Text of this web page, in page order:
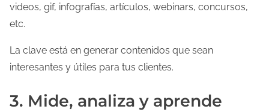
videos, gif, infografías, artículos, webinars, concursos,
etc.
La clave está en generar contenidos que sean
interesantes y útiles para tus clientes.
3. Mide, analiza y aprende